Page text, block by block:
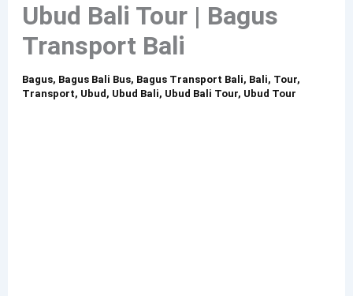
Ubud Bali Tour | Bagus
Transport Bali
Bagus, Bagus Bali Bus, Bagus Transport Bali, Bali, Tour,
Transport, Ubud , Ubud Bali, Ubud Bali Tour, Ubud Tour